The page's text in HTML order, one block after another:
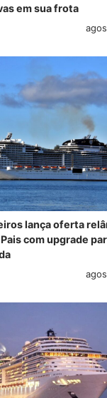
em sua frota
lança oferta
com upgrade